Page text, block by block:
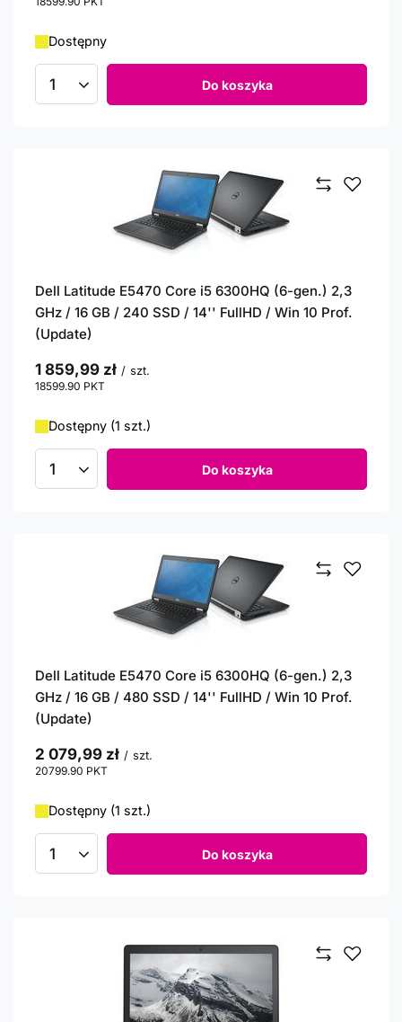
Dostępny
Ilość produktów Do koszyka
Dell Latitude E5470 Core i5 6300HQ (6-gen.) 2,3
GHz / 16 GB / 240 SSD / 14'' FullHD / Win 10 Prof.
(Update)
1 859,99 zł / szt.
18599.90 PKT
Dostępny (1 szt.)
Ilość produktów Do koszyka
Dell Latitude E5470 Core i5 6300HQ (6-gen.) 2,3
GHz / 16 GB / 480 SSD / 14'' FullHD / Win 10 Prof.
(Update)
2 079,99 zł / szt.
20799.90 PKT
Dostępny (1 szt.)
Ilość produktów Do koszyka